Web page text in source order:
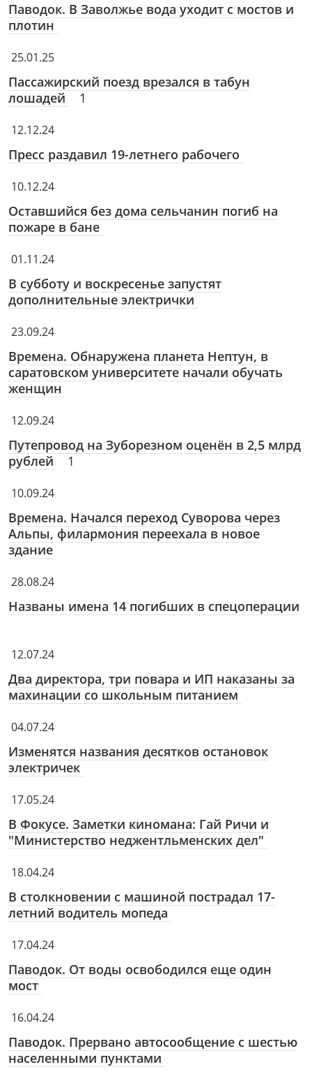
Паводок. В Заволжье вода уходит с мостов и
плотин
25.01.25
Пассажирский поезд врезался в табун
лошадей
1
12.12.24
Пресс раздавил 19-летнего рабочего
10.12.24
Оставшийся без дома сельчанин погиб на
пожаре в бане
01.11.24
В субботу и воскресенье запустят
дополнительные электрички
23.09.24
Времена. Обнаружена планета Нептун, в
саратовском университете начали обучать
женщин
12.09.24
Путепровод на Зуборезном оценён в 2,5 млрд
рублей
1
10.09.24
Времена. Начался переход Суворова через
Альпы, филармония переехала в новое
здание
28.08.24
Названы имена 14 погибших в спецоперации
12.07.24
Два директора, три повара и ИП наказаны за
махинации со школьным питанием
04.07.24
Изменятся названия десятков остановок
электричек
17.05.24
В Фокусе. Заметки киномана: Гай Ричи и
"Министерство неджентльменских дел"
18.04.24
В столкновении с машиной пострадал 17-
летний водитель мопеда
17.04.24
Паводок. От воды освободился еще один
мост
16.04.24
Паводок. Прервано автосообщение с шестью
населенными пунктами